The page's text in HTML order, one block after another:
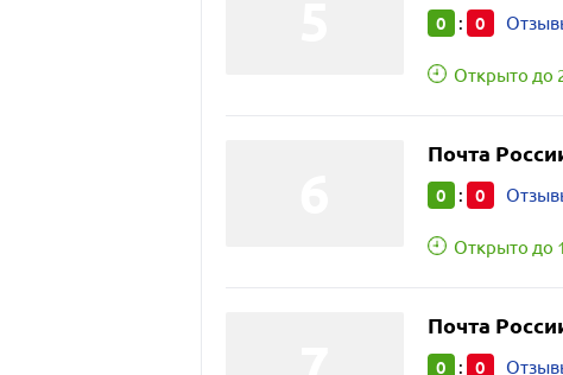
0 : 0
Открыто до
Почта
0 : 0
Открыто до
Почта
0 : 0